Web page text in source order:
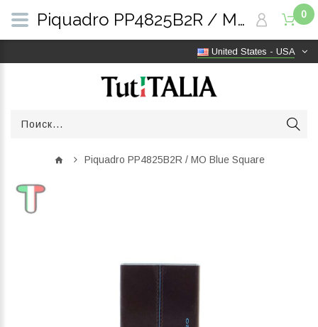
United States - USA
0
Piquadro PP4825B2R / MO Blue Square
Piquadro PP4825B2R / MO Blue Square | TutITALIA